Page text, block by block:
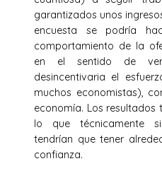
garantizados unos
encuesta se podría
comportamiento de la
en el sentido de
desincentivaria el
muchos economistas),
economía. Los resultados
lo que técnicamente
tendrían que tener
confianza.